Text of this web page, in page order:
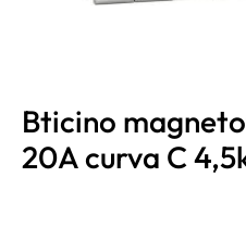
Bticino
20A curva C